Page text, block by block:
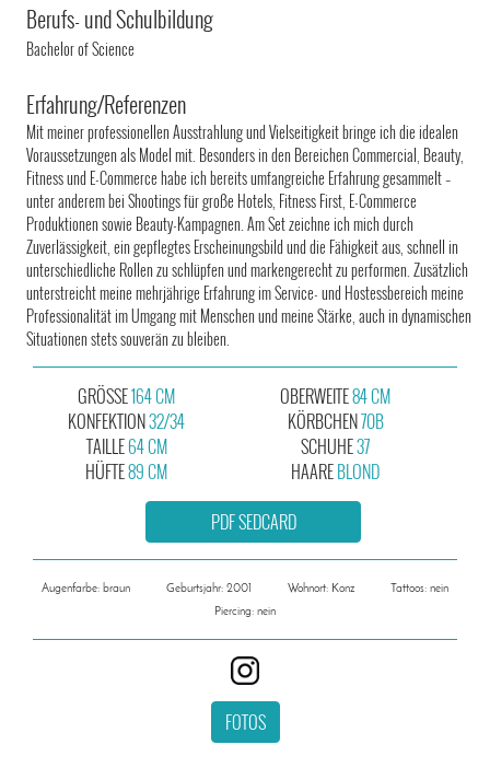
Berufs- und Schulbildung
Bachelor of Science
Erfahrung/Referenzen
Mit meiner professionellen Ausstrahlung und Vielseitigkeit bringe ich die idealen
Voraussetzungen als Model mit. Besonders in den Bereichen Commercial, Beauty,
Fitness und E-Commerce habe ich bereits umfangreiche Erfahrung gesammelt –
unter anderem bei Shootings für große Hotels, Fitness First, E-Commerce
Produktionen sowie Beauty-Kampagnen. Am Set zeichne ich mich durch
Zuverlässigkeit, ein gepflegtes Erscheinungsbild und die Fähigkeit aus, schnell in
unterschiedliche Rollen zu schlüpfen und markengerecht zu performen. Zusätzlich
unterstreicht meine mehrjährige Erfahrung im Service- und Hostessbereich meine
Professionalität im Umgang mit Menschen und meine Stärke, auch in dynamischen
Situationen stets souverän zu bleiben.
GRÖSSE164 CM
KONFEKTION32/34
OBERWEITE84 CM
KÖRBCHEN70B
TAILLE64 CM
HÜFTE89 CM
SCHUHE37
HAAREBLOND
PDF SEDCARD
Augenfarbe: braun Geburtsjahr: 2001 Wohnort: Konz
Tattoos: nein
Piercing: nein
FOTOS